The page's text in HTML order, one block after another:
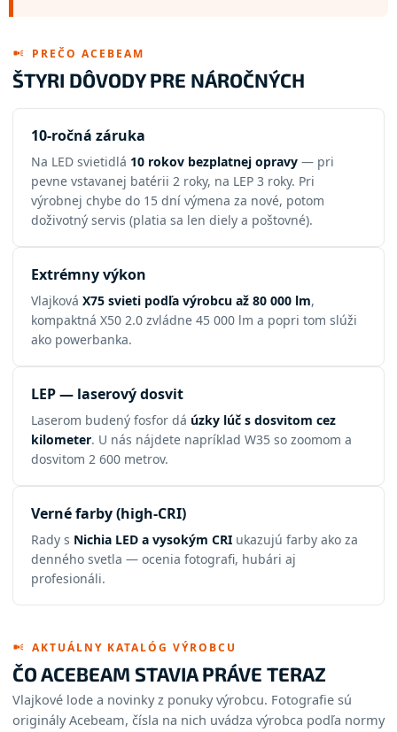
PREČO ACEBEAM
ŠTYRI DÔVODY PRE NÁROČNÝCH
10-ročná záruka
Na LED svietidlá 10 rokov bezplatnej opravy — pri
pevne vstavanej batérii 2 roky, na LEP 3 roky. Pri
výrobnej chybe do 15 dní výmena za nové, potom
doživotný servis (platia sa len diely a poštovné).
Extrémny výkon
Vlajková X75 svieti podľa výrobcu až 80 000 lm,
kompaktná X50 2.0 zvládne 45 000 lm a popri tom slúži
ako powerbanka.
LEP — laserový dosvit
Laserom budený fosfor dá úzky lúč s dosvitom cez
kilometer. U nás nájdete napríklad W35 so zoomom a
dosvitom 2 600 metrov.
Verné farby (high-CRI)
Rady s Nichia LED a vysokým CRI ukazujú farby ako za
denného svetla — ocenia fotografi, hubári aj
profesionáli.
AKTUÁLNY KATALÓG VÝROBCU
ČO ACEBEAM STAVIA PRÁVE TERAZ
Vlajkové lode a novinky z ponuky výrobcu. Fotografie sú
originály Acebeam, čísla na nich uvádza výrobca podľa normy